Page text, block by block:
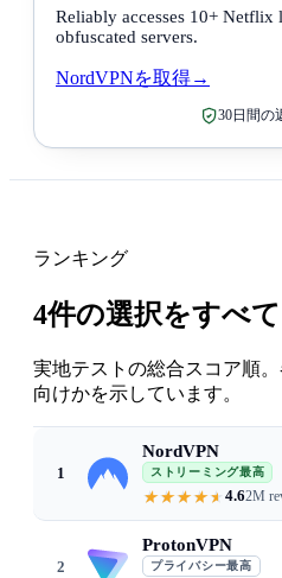
Reliably accesses 10+ Netflix
obfuscated servers.
NordVPNを取得→
30日間の
ランキング
4件の選択をすべ
実地テストの総合スコア順
向けかを示しています。
1
NordVPN
ストリーミング最高
4.62M
2
ProtonVPN
プライバシー最高